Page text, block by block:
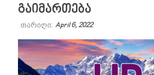
გაიმართება
თარიღი: April 6, 2022